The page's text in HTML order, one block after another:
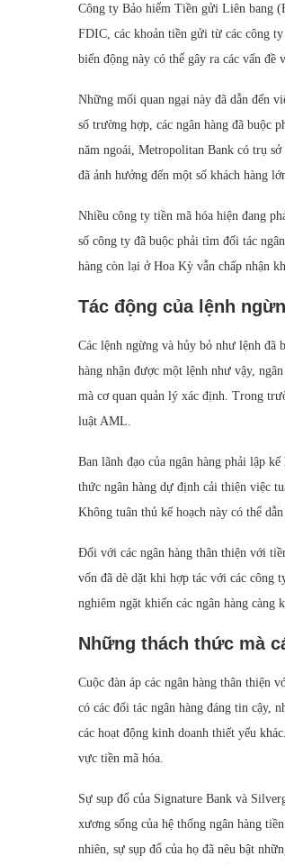
Công ty Bảo hiểm Tiền gửi Liên bang
FDIC, các khoản tiền gửi từ các công
biến động này có thể gây ra các vấn đề
Những mối quan ngại này đã dẫn đến
số trường hợp, các ngân hàng đã buộc
năm ngoái, Metropolitan Bank có trụ
đã ảnh hưởng đến một số khách hàng
Nhiều công ty tiền mã hóa hiện đang
số công ty đã buộc phải tìm đối tác
hàng còn lại ở Hoa Kỳ vẫn chấp nhận
Tác động của lệnh
Các lệnh ngừng và hủy bỏ như lệnh đã
hàng nhận được một lệnh như vậy,
mà cơ quan quản lý xác định. Trong
luật AML.
Ban lãnh đạo của ngân hàng phải lập
thức ngân hàng dự định cải thiện việc
Không tuân thủ kế hoạch này có thể
Đối với các ngân hàng thân thiện với
vốn đã dè dặt khi hợp tác với các công
nghiêm ngặt khiến các ngân hàng
Những thách thức mà
Cuộc đàn áp các ngân hàng thân thiện
có các đối tác ngân hàng đáng tin cậy,
các hoạt động kinh doanh thiết yếu
vực tiền mã hóa.
Sự sụp đổ của Signature Bank và
xương sống của hệ thống ngân hàng
nhiên, sự sụp đổ của họ đã nêu bật